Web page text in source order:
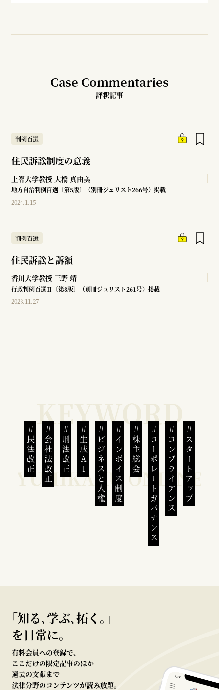
Case Commentaries
評釈記事
判例百選
住民訴訟制度の意義
上智大学教授 大橋 真由美
地方自治判例百選〔第5版〕（別冊ジュリスト266号）掲載
2024.1.15
判例百選
住民訴訟と訴額
香川大学教授 三野 靖
行政判例百選Ⅱ〔第8版〕（別冊ジュリスト261号）掲載
2023.11.27
民法改正 会社法改正 刑法改正 生成AI ビジネスと人権インボイス制度 株主総会 コーポレートガバナンスコンプライアンススタートアップ
｢知る､学ぶ､拓く｡｣
を日常に。
有料会員への登録で、
ここだけの限定記事のほか
過去の文献まで
法律分野のコンテンツが読み放題。